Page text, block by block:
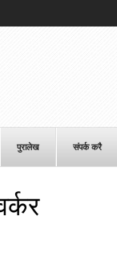
पुरालेख संपर्क करै